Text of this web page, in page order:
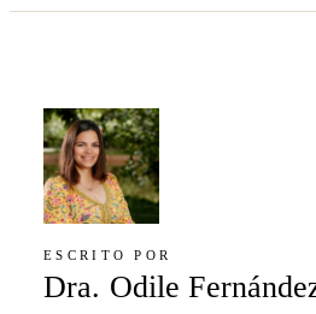
ESCRITO POR
Dra. Odile